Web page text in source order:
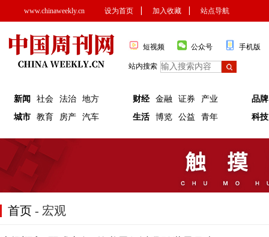
www.chinaweekly.cn 设为首页 加入收藏 站点导航
短视频 公众号 手机版
站内搜索
新闻 社会 法治
地方
城市
教育 房产 汽车
财经 金融 证券
产业
生活
博览 公益 青年
品牌
科技
首页 - 宏观